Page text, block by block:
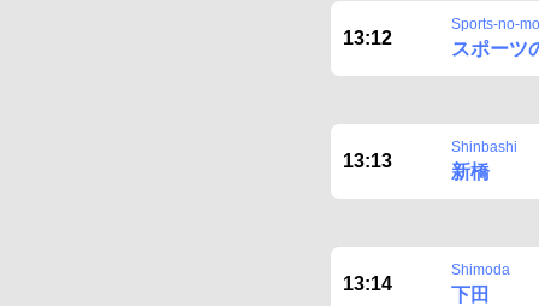
13:12
Sports-no-
スポーツ
13:13
Shinbashi
新橋
13:14
Shimoda
下田